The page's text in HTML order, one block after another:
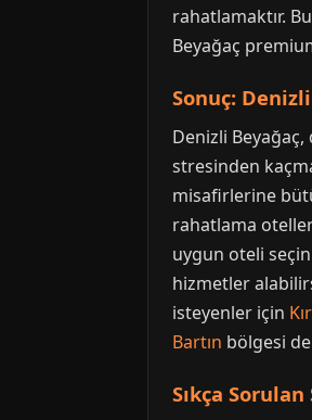
rahatlamaktır.
Beyağaç
Sonuç:
Denizli
stresinden
misafirlerine
rahatlama
uygun oteli
hizmetler
isteyenler için
Bartın bölgesi de
Sıkça